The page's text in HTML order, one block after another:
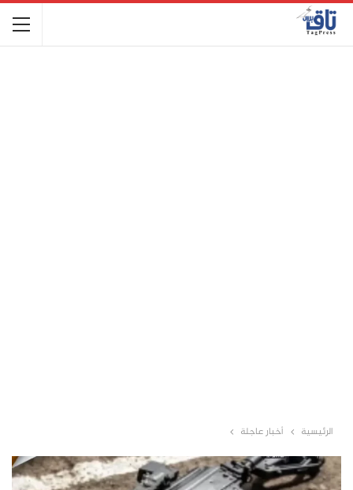
الرئيسية أخبار عاجلة